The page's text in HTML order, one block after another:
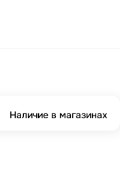
Наличие в магазинах